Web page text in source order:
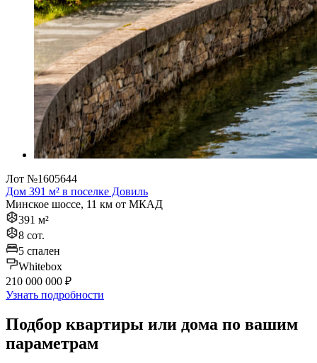
Лот №1605644
Дом 391 м² в поселке Довиль
Минское шоссе, 11 км от МКАД
391 м²
8 сот.
5 спален
Whitebox
210 000 000 ₽
Узнать подробности
Подбор квартиры или дома по вашим
параметрам